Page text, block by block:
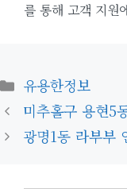
를 통해 고객 지원
카
테
고
리
유용한정보
미추홀구 용현5
광명1동 라부부